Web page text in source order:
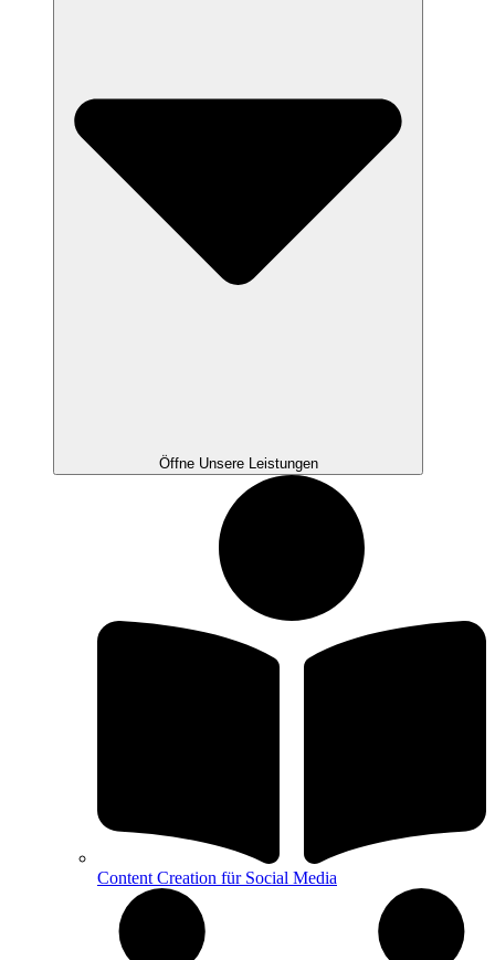
Öffne Unsere Leistungen
Content Creation für Social Media